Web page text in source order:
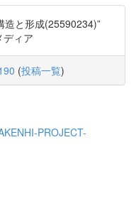
造と形成(25590234)”
ィア
(投稿一覧)
PROJECT-